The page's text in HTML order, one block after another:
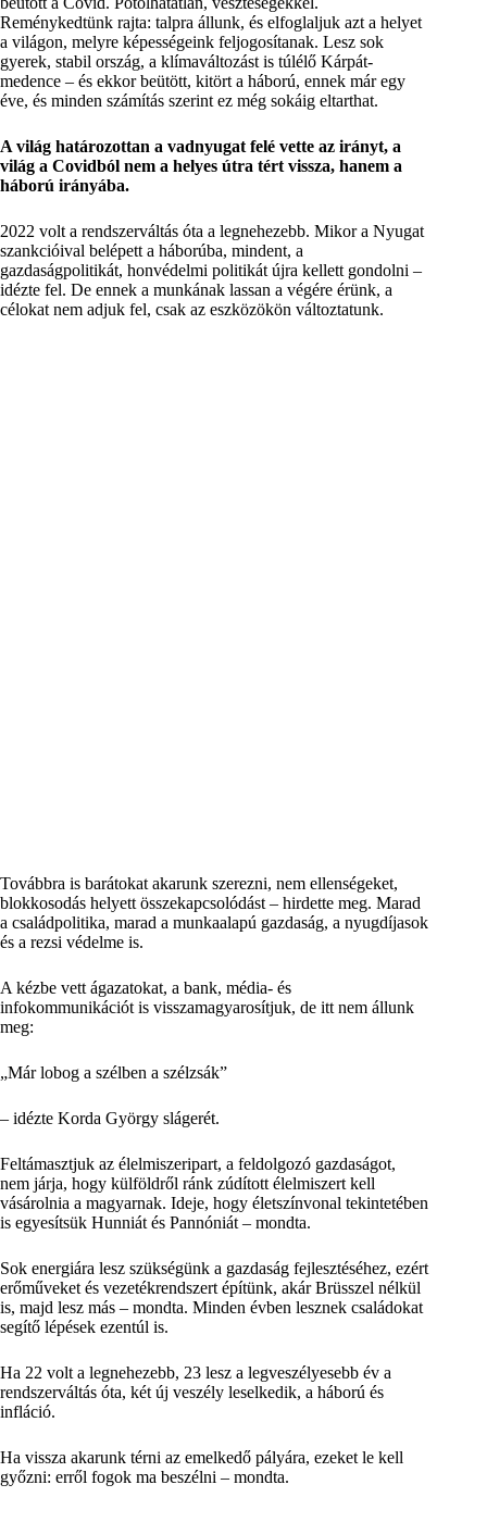
Reménykedtünk rajta: talpra állunk, és elfoglaljuk azt a helyet
a világon, melyre képességeink feljogosítanak. Lesz sok
gyerek, stabil ország, a klímaváltozást is túlélő Kárpát-
medence – és ekkor beütött, kitört a háború, ennek már egy
éve, és minden számítás szerint ez még sokáig eltarthat.
A világ határozottan a vadnyugat felé vette az irányt, a
világ a Covidból nem a helyes útra tért vissza, hanem a
háború irányába.
2022 volt a rendszerváltás óta a legnehezebb. Mikor a Nyugat
szankcióival belépett a háborúba, mindent, a
gazdaságpolitikát, honvédelmi politikát újra kellett gondolni –
idézte fel. De ennek a munkának lassan a végére érünk, a
célokat nem adjuk fel, csak az eszközökön változtatunk.
Továbbra is barátokat akarunk szerezni, nem ellenségeket,
blokkosodás helyett összekapcsolódást – hirdette meg. Marad
a családpolitika, marad a munkaalapú gazdaság, a nyugdíjasok
és a rezsi védelme is.
A kézbe vett ágazatokat, a bank, média- és
infokommunikációt is visszamagyarosítjuk, de itt nem állunk
meg:
Már lobog a szélben a szélzsák
– idézte Korda György slágerét.
Feltámasztjuk az élelmiszeripart, a feldolgozó gazdaságot,
nem járja, hogy külföldről ránk zúdított élelmiszert kell
vásárolnia a magyarnak. Ideje, hogy életszínvonal tekintetében
is egyesítsük Hunniát és Pannóniát – mondta.
Sok energiára lesz szükségünk a gazdaság fejlesztéséhez, ezért
erőműveket és vezetékrendszert építünk, akár Brüsszel nélkül
is, majd lesz más – mondta. Minden évben lesznek családokat
segítő lépések ezentúl is.
Ha 22 volt a legnehezebb, 23 lesz a legveszélyesebb év a
rendszerváltás óta, két új veszély leselkedik, a háború és
infláció.
Ha vissza akarunk térni az emelkedő pályára, ezeket le kell
győzni: erről fogok ma beszélni – mondta.